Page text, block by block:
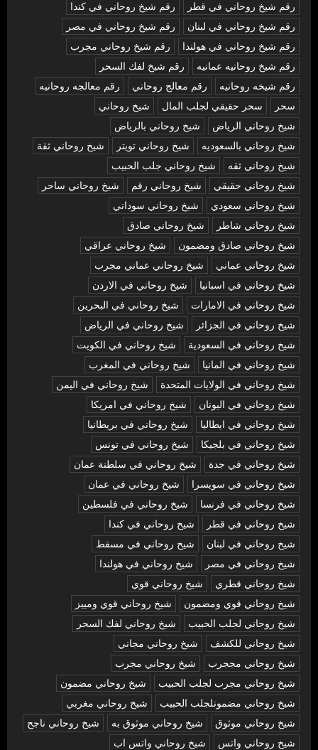
رقم شيخ روحاني في قطر
رقم شيخ روحاني في كندا
رقم شيخ روحاني في لبنان
رقم شيخ روحاني في مصر
رقم شيخ روحاني في هولندا
رقم شيخ روحاني مجرب
رقم شيخ روحانيه عمانيه
رقم شيخ لفك السحر
رقم شيخه روحانيه
رقم معالج روحاني
رقم معالجه روحانيه
سحر
سحر حقيقي لجلب المال
شيخ روحاني
شيخ روحاني الرياض
شيخ روحاني بالرياض
شيخ روحاني بالسعوديه
شيخ روحاني تويتر
شيخ روحاني ثقة
شيخ روحاني ثقه
شيخ روحاني جلب الحبيب
شيخ روحاني حقيقي
شيخ روحاني رقم
شيخ روحاني ساحر
شيخ روحاني سعودي
شيخ روحاني سوداني
شيخ روحاني شاطر
شيخ روحاني صادق
شيخ روحاني صادق ومضمون
شيخ روحاني عراقي
شيخ روحاني عماني
شيخ روحاني عماني مجرب
شيخ روحاني في اسبانيا
شيخ روحاني في الاردن
شيخ روحاني في الامارات
شيخ روحاني في البحرين
شيخ روحاني في الجزائر
شيخ روحاني في الرياض
شيخ روحاني في السعودية
شيخ روحاني في الكويت
شيخ روحاني في المانيا
شيخ روحاني في المغرب
شيخ روحاني في الولايات المتحدة
شيخ روحاني في اليمن
شيخ روحاني في اليونان
شيخ روحاني في امريكا
شيخ روحاني في ايطاليا
شيخ روحاني في بريطانيا
شيخ روحاني في بلجيكا
شيخ روحاني في تونس
شيخ روحاني في جدة
شيخ روحاني في سلطنة عمان
شيخ روحاني في سويسرا
شيخ روحاني في عمان
شيخ روحاني في فرنسا
شيخ روحاني في فلسطين
شيخ روحاني في قطر
شيخ روحاني في كندا
شيخ روحاني في لبنان
شيخ روحاني في مسقط
شيخ روحاني في مصر
شيخ روحاني في هولندا
شيخ روحاني قطري
شيخ روحاني قوي
شيخ روحاني قوي ومضمون
شيخ روحاني قوي ومييز
شيخ روحاني لجلب الحبيب
شيخ روحاني لفك السحر
شيخ روحاني للكشف
شيخ روحاني مجاني
شيخ روحاني مججرب
شيخ روحاني مجرب
شيخ روحاني مجرب لجلب الحبيب
شيخ روحاني مضمون
شيخ روحاني مضمونلجلب الحبيب
شيخ روحاني مغربي
شيخ روحاني موثوق
شيخ روحاني موثوق به
شيخ روحاني ناجح
شيخ روحاني واتس
شيخ روحاني واتس اب